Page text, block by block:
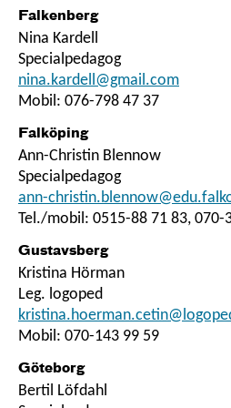
Falkenberg
Nina Kardell
Specialpedagog
nina.kardell@gmail.com
Mobil: 076-798 47 37
Falköping
Ann-Christin Blennow
Specialpedagog
ann-
Tel./mobil: 0515-88 71 83, 070-
Gustavsberg
Kristina Hörman
Leg. logoped
Mobil: 070-143 99 59
Göteborg
Bertil Löfdahl